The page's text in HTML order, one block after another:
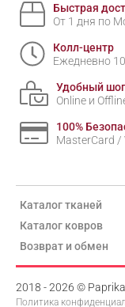
Быстрая
От 1 дня по
Колл-центр
Ежедневно
Удобный
Online и
100%
MasterCard
Каталог тканей
Каталог ковров
Возврат и обмен
2018 - 2026 ©
Политика